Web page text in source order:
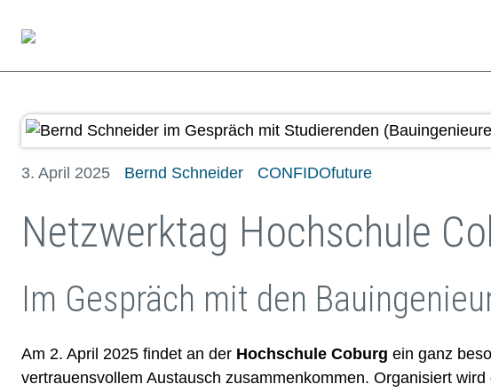
3. April 2025 Bernd Schneider CONFIDOfuture
Netzwerktag Hochschule
Im Gespräch mit den
Am 2. April 2025 findet an der Hochschule Coburg ein ganz
vertrauensvollem Austausch zusammenkommen. Organisiert